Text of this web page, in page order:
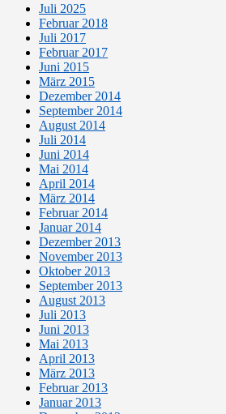
Juli 2025
Februar 2018
Juli 2017
Februar 2017
Juni 2015
März 2015
Dezember 2014
September 2014
August 2014
Juli 2014
Juni 2014
Mai 2014
April 2014
März 2014
Februar 2014
Januar 2014
Dezember 2013
November 2013
Oktober 2013
September 2013
August 2013
Juli 2013
Juni 2013
Mai 2013
April 2013
März 2013
Februar 2013
Januar 2013